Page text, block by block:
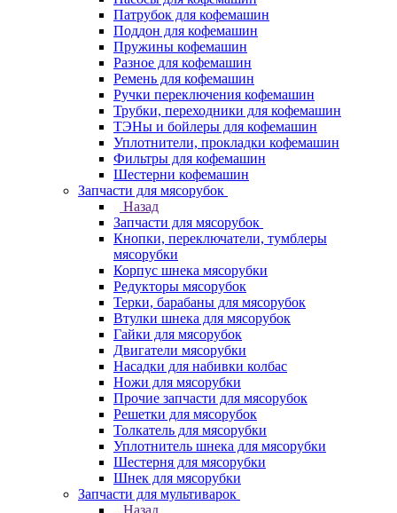
Патрубок для кофемашин
Поддон для кофемашин
Пружины кофемашин
Разное для кофемашин
Ремень для кофемашин
Ручки переключения кофемашин
Трубки, переходники для кофемашин
ТЭНы и бойлеры для кофемашин
Уплотнители, прокладки кофемашин
Фильтры для кофемашин
Шестерни кофемашин
Запчасти для мясорубок
Назад
Запчасти для мясорубок
Кнопки, переключатели, тумблеры
мясорубки
Корпус шнека мясорубки
Редукторы мясорубок
Терки, барабаны для мясорубок
Втулки шнека для мясорубок
Гайки для мясорубок
Двигатели мясорубки
Насадки для набивки колбас
Ножи для мясорубки
Прочие запчасти для мясорубок
Решетки для мясорубок
Толкатель для мясорубки
Уплотнитель шнека для мясорубки
Шестерня для мясорубки
Шнек для мясорубки
Запчасти для мультиварок
Назад